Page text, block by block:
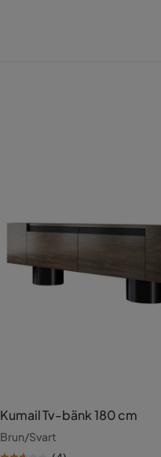
Kumail Tv-bänk 180 cm
Brun/Svart